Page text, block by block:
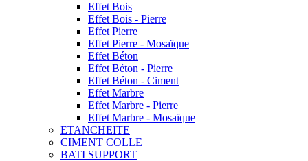
Effet Bois
Effet Bois - Pierre
Effet Pierre
Effet Pierre - Mosaïque
Effet Béton
Effet Béton - Pierre
Effet Béton - Ciment
Effet Marbre
Effet Marbre - Pierre
Effet Marbre - Mosaïque
ETANCHEITE
CIMENT COLLE
BATI SUPPORT